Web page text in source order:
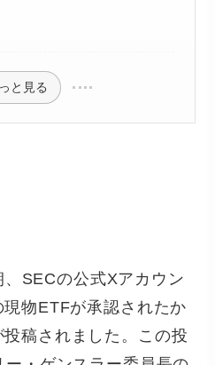
と見る
SECの公式Xアカウン
現物ETFが承認されたか
稿されました。この投